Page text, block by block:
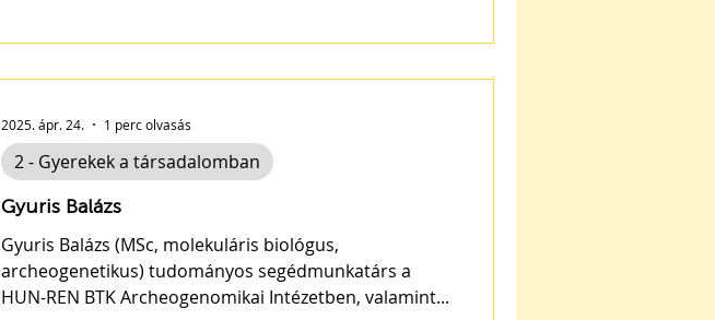
Gyuris Balázs
Gyuris Balázs (MSc, molekuláris biológus,
archeogenetikus) tudományos segédmunkatárs a
HUN-REN BTK Archeogenomikai Intézetben, valamint...
2 - Gyerekek a társadalomban
2025. ápr. 24. 1 perc olvasás